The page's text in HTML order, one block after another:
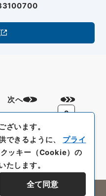
2
次へ
ざいます。
できるように、 プライ
ッキー（Cookie）の
たします。
全て同意